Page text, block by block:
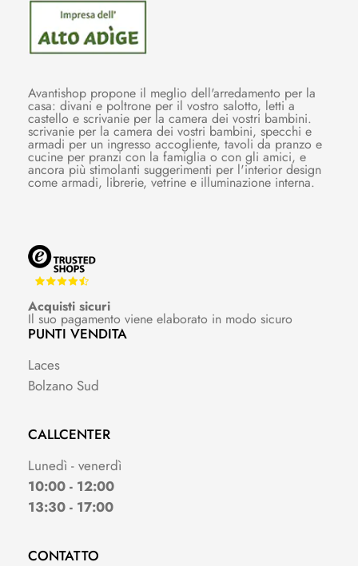
Avantishop propone il meglio dell'arredamento per la
casa: divani e poltrone per il vostro salotto, letti a
castello e scrivanie per la camera dei vostri bambini.
scrivanie per la camera dei vostri bambini, specchi e
armadi per un ingresso accogliente, tavoli da pranzo e
cucine per pranzi con la famiglia o con gli amici, e
ancora più stimolanti suggerimenti per l'interior design
come armadi, librerie, vetrine e illuminazione interna.
Acquisti sicuri
Il suo pagamento viene elaborato in modo sicuro
PUNTI VENDITA
Laces
Bolzano Sud
CALLCENTER
Lunedì - venerdì
10:00 - 12:00
13:30 - 17:00
CONTATTO